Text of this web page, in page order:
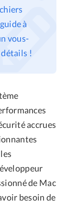
à
vous-
!
accrues
de Mac
besoin de